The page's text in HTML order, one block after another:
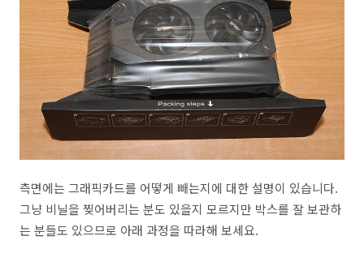
측면에는 그래픽카드를 어떻게 빼는지에 대한 설명이 있습니다.
그냥 비닐을 찢어버리는 분도 있을지 모르지만 박스를 잘 보관하
는 분들도 있으므로 아래 과정을 따라해 보세요.